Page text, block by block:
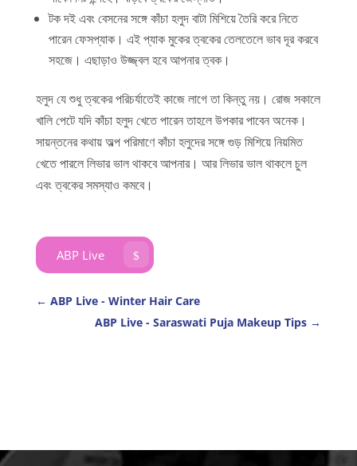
টক দই এবং বেসনের সঙ্গে কাঁচা হলুদ বাটা মিশিয়ে তৈরি করে নিতে
পারেন ফেসপ্যাক। এই প্যাক মুকের ত্বকের তেলতেলে ভাব দূর করবে
সহজে। এছাড়াও উজ্জ্বল হবে আপনার ত্বক।
হলুদ যে শুধু ত্বকের পরিচর্যাতেই কাজে লাগে তা কিন্তু নয়। রোজ সকালে
খালি পেটে যদি কাঁচা হলুদ খেতে পারেন তাহলে উপকার পাবেন অনেক।
সায়ন্তনের কথায় অল্প পরিমাণে কাঁচা হলুদের সঙ্গে গুড় মিশিয়ে নিয়মিত
খেতে পারলে লিভার ভাল থাকবে আপনার। আর লিভার ভাল থাকলে চুল
এবং ত্বকের সমস্যাও কমবে।
ABP Live $
← ABP Live - Winter Hair Care
ABP Live - Saraswati Puja Makeup Tips →